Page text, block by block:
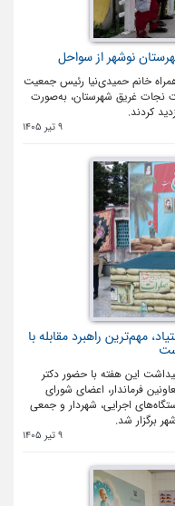
نوشهر از سواحل
خانم حمیدی‌نیا رئیس جمعیت
نجات غریق شهرستان، به‌صورت
کردند.
9 تیر 1405
مهم‌ترین راهبرد مقابله با
این هفته با حضور دکتر
فرماندار، اعضای شورای
اجرایی، شهردار و جمعی
برگزار شد.
9 تیر 1405